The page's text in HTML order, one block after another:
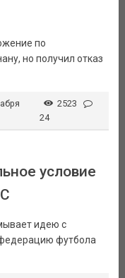
по
но получил отказ
2523
24
условие
идею с
футбола